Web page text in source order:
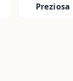
Preziosa